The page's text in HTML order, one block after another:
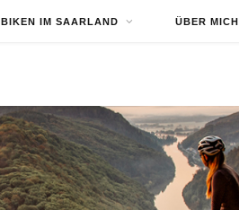
BIKEN IM SAARLAND ÜBER MICH